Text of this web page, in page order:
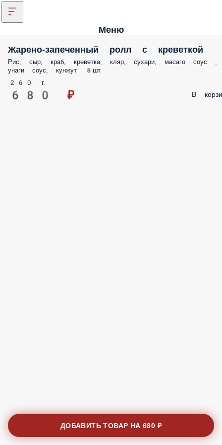
Меню
Жарено-запеченный ролл с креветкой
Рис, сыр, краб, креветка, кляр, сухари, масаго соус ,
унаги соус, кунжут 8шт
260 г.
680 ₽ В
ДОБАВИТЬ ТОВАР НА680 ₽